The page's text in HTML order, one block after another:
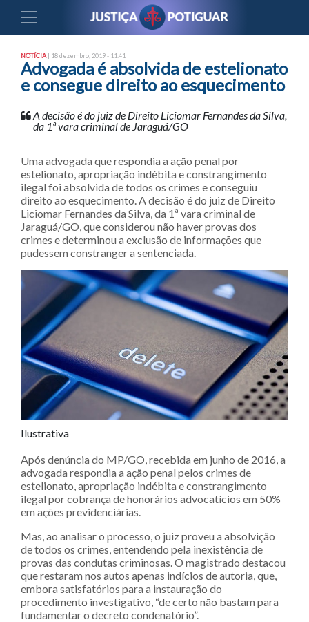
NOTÍCIA | 18 dezembro, 2019 - 11:41
Advogada é absolvida de estelionato
e consegue direito ao esquecimento
A decisão é do juiz de Direito Liciomar Fernandes da Silva,
da 1ª vara criminal de Jaraguá/GO
Uma advogada que respondia a ação penal por
estelionato, apropriação indébita e constrangimento
ilegal foi absolvida de todos os crimes e conseguiu
direito ao esquecimento. A decisão é do juiz de Direito
Liciomar Fernandes da Silva, da 1ª vara criminal de
Jaraguá/GO, que considerou não haver provas dos
crimes e determinou a exclusão de informações que
pudessem constranger a sentenciada.
Ilustrativa
Após denúncia do MP/GO, recebida em junho de 2016, a
advogada respondia a ação penal pelos crimes de
estelionato, apropriação indébita e constrangimento
ilegal por cobrança de honorários advocatícios em 50%
em ações previdenciárias.
Mas, ao analisar o processo, o juiz proveu a absolvição
de todos os crimes, entendendo pela inexistência de
provas das condutas criminosas. O magistrado destacou
que restaram nos autos apenas indícios de autoria, que,
embora satisfatórios para a instauração do
procedimento investigativo, “de certo não bastam para
fundamentar o decreto condenatório”.